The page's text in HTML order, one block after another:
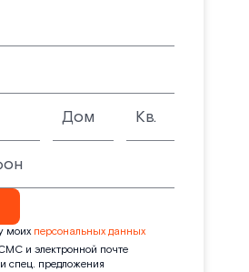
моих персональных данных
и электронной почте
спец. предложения